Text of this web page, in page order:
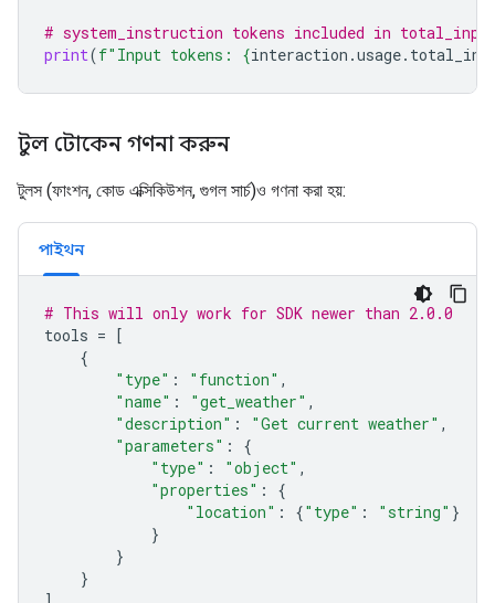
# system_instruction tokens included in
print(f"Input tokens: {interaction .usage.
টুল টোকেন গণনা করুন
টুলস (ফাংশন, কোড এক্সিকিউশন, গুগল সার্চ)ও গণনা করা হয়:
পাইথন
# This will only work for SDK newer than 2.0.0
tools = [
{
"type" : "function" ,
"name" : "get_weather" ,
"description" : "Get current weather" ,
"parameters" :
{
"type" : "object" ,
"properties" :
{
"location" : {"type" : "string" }
}
}
}